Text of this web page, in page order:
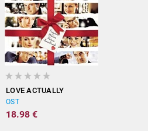
LOVE ACTUALLY
OST
18.98 €